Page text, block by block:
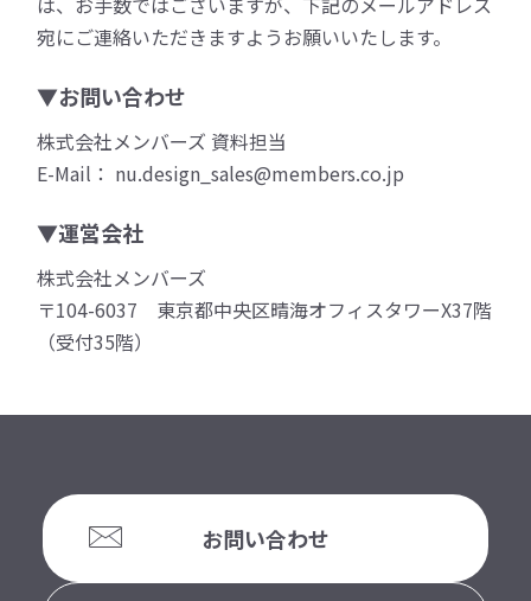
宛にご連絡いただきますようお願いいたします。
▼お問い合わせ
株式会社メンバーズ 資料担当
E-Mail： nu.design_sales@members.co.jp
▼運営会社
株式会社メンバーズ
〒104-6037 東京都中央区晴海オフィスタワーX37階
（受付35階）
お問い合わせ